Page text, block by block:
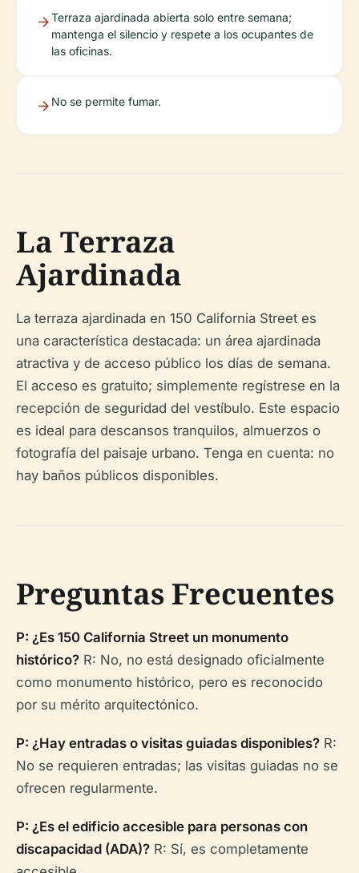
Terraza ajardinada abierta solo entre semana;
mantenga el silencio y respete a los ocupantes de
las oficinas.
No se permite fumar.
La Terraza
Ajardinada
La terraza ajardinada en 150 California Street es
una característica destacada: un área ajardinada
atractiva y de acceso público los días de semana.
El acceso es gratuito; simplemente regístrese en la
recepción de seguridad del vestíbulo. Este espacio
es ideal para descansos tranquilos, almuerzos o
fotografía del paisaje urbano. Tenga en cuenta: no
hay baños públicos disponibles.
Preguntas Frecuentes
P: ¿Es 150 California Street un monumento
histórico? R: No, no está designado oficialmente
como monumento histórico, pero es reconocido
por su mérito arquitectónico.
P: ¿Hay entradas o visitas guiadas disponibles? R:
No se requieren entradas; las visitas guiadas no se
ofrecen regularmente.
P: ¿Es el edificio accesible para personas con
discapacidad (ADA)? R: Sí, es completamente